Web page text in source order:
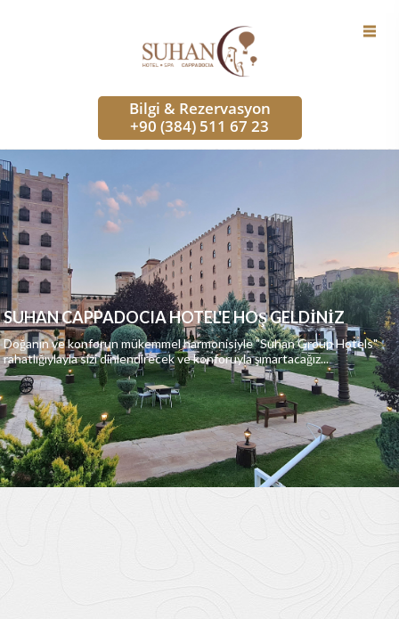
Bilgi & Rezervasyon
+90 (384) 511 67 23
SUHAN CAPPADOCIA HOTEL'E HOŞ GELDİNİZ
Doğanın ve konforun mükemmel harmonisiyle "Suhan Group Hotels"
rahatlığıylayla sizi dinlendirecek ve konforuyla şımartacağız...